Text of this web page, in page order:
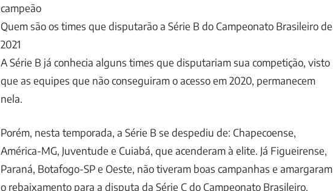
campeão
Quem são os times que disputarão a Série B do Campeonato Brasileiro de
2021
A Série B já conhecia alguns times que disputariam sua competição, visto
que as equipes que não conseguiram o acesso em 2020, permanecem
nela.
Porém, nesta temporada, a Série B se despediu de: Chapecoense,
América-MG, Juventude e Cuiabá, que acenderam à elite. Já Figueirense,
Paraná, Botafogo-SP e Oeste, não tiveram boas campanhas e amargaram
o rebaixamento para a disputa da Série C do Campeonato Brasileiro.